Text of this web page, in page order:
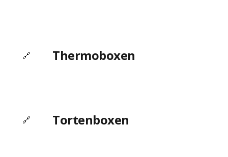
🔗 Thermoboxen
🔗 Tortenboxen